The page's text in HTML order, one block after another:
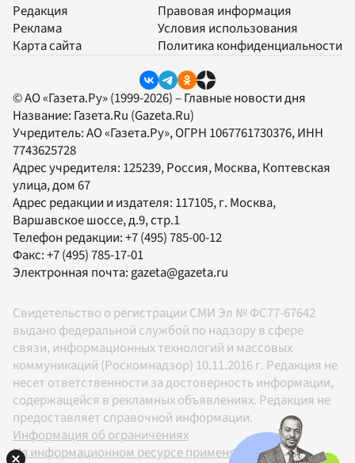
Редакция
Реклама
Карта сайта
Правовая информация
Условия использования
Политика конфиденциальности
© АО «Газета.Ру» (1999-2026) – Главные новости дня
Название: Газета.Ru (Gazeta.Ru)
Учредитель:АО «Газета.Ру», ОГРН 1067761730376, ИНН
7743625728
Адрес учредителя: 125239, Россия, Москва, Коптевская
улица, дом 67
Адрес редакции и издателя: 117105, г. Москва,
Варшавское шоссе, д.9, стр.1
Телефон редакции:+7 (495) 785-00-12
Факс:+7 (495) 785-17-01
Электронная почта:gazeta@gazeta.ru
Свидетельство о регистрации СМИ Эл № ФС77-67642
выдано федеральной службой по надзору в сфере
связи, информационных технологий и массовых
коммуникаций (Роскомнадзор) 10.11.2016 г. Редакция не
несет ответственности за достоверность информации,
содержащейся в рекламных объявлениях. Редакция не
предоставляет справочной информации.
Информация об ограничениях
На информационном ресурсе применяются